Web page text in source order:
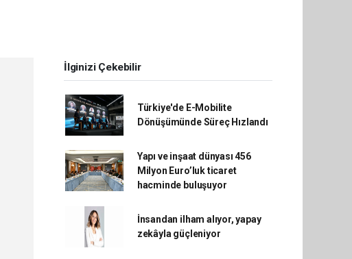
İlginizi Çekebilir
Türkiye'de E-Mobilite
Dönüşümünde Süreç Hızlandı
Yapı ve inşaat dünyası 456
Milyon Euro’luk ticaret
hacminde buluşuyor
İnsandan ilham alıyor, yapay
zekâyla güçleniyor